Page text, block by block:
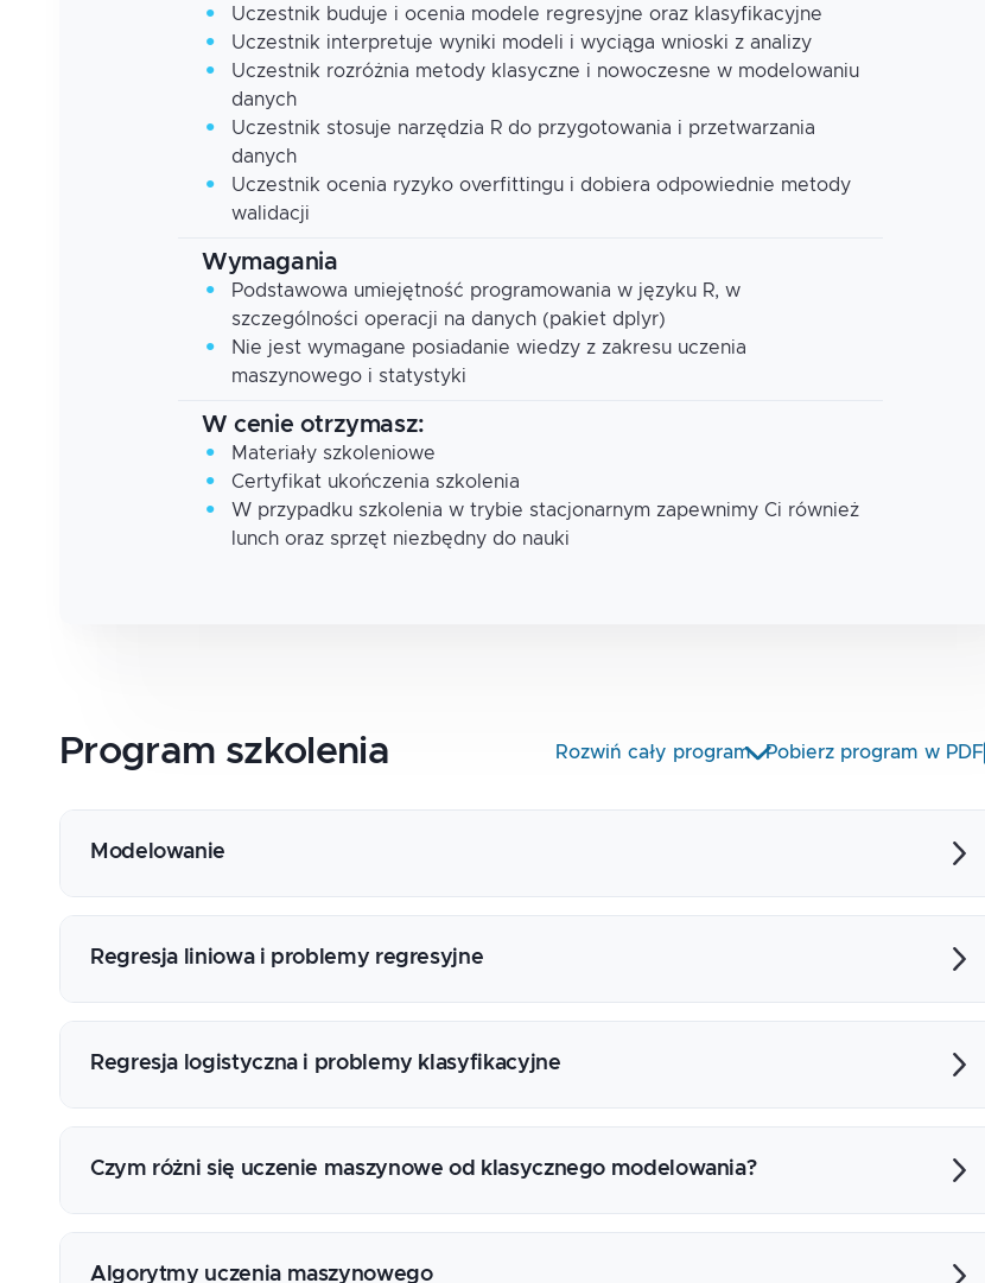
Uczestnik buduje i ocenia modele regresyjne oraz klasyfikacyjne
Uczestnik interpretuje wyniki modeli i wyciąga wnioski z analizy
Uczestnik rozróżnia metody klasyczne i nowoczesne w modelowaniu
danych
Uczestnik stosuje narzędzia R do przygotowania i przetwarzania
danych
Uczestnik ocenia ryzyko overfittingu i dobiera odpowiednie metody
walidacji
Wymagania
Podstawowa umiejętność programowania w języku R, w
szczególności operacji na danych (pakiet dplyr)
Nie jest wymagane posiadanie wiedzy z zakresu uczenia
maszynowego i statystyki
W cenie otrzymasz:
Materiały szkoleniowe
Certyfikat ukończenia szkolenia
W przypadku szkolenia w trybie stacjonarnym zapewnimy Ci również
lunch oraz sprzęt niezbędny do nauki
Program szkolenia Rozwiń cały program Pobierz program w PDF
Modelowanie
Prognozowanie, wyjaśnianie, przyczynowość
Regresja liniowa i problemy regresyjne
Jak wykorzystać reszty?
Regresja logistyczna i problemy klasyfikacyjne
Jak podsumować model?
Czym różni się uczenie maszynowe od klasycznego modelowania?
Podejście parametrycznie i nieparametryczne
Algorytmy uczenia maszynowego